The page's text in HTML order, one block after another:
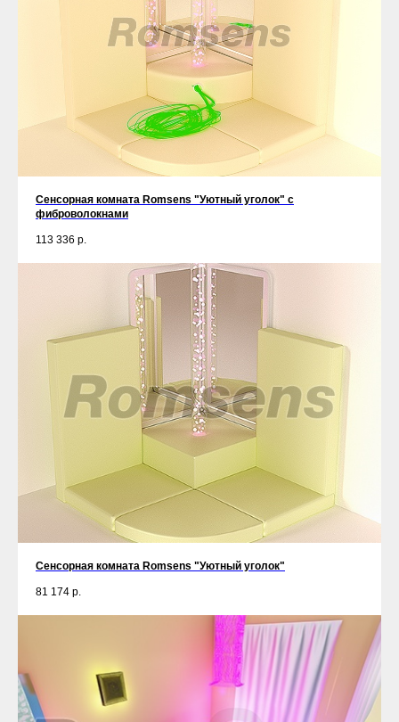
Сенсорная комната Romsens "Уютный уголок" c
фиброволокнами
113 336 р.
Сенсорная комната Romsens "Уютный уголок"
81 174 р.